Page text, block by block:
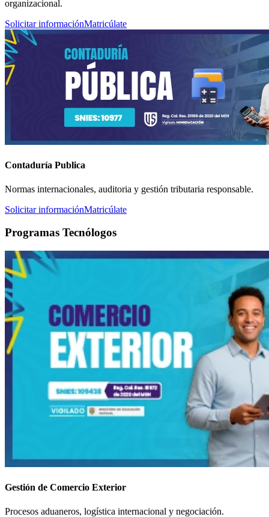
organizacional.
Solicitar informaciónMatricúlate
Contaduría Publica
Normas internacionales, auditoria y gestión tributaria responsable.
Solicitar informaciónMatricúlate
Programas Tecnólogos
Gestión de Comercio Exterior
Procesos aduaneros, logística internacional y negociación.